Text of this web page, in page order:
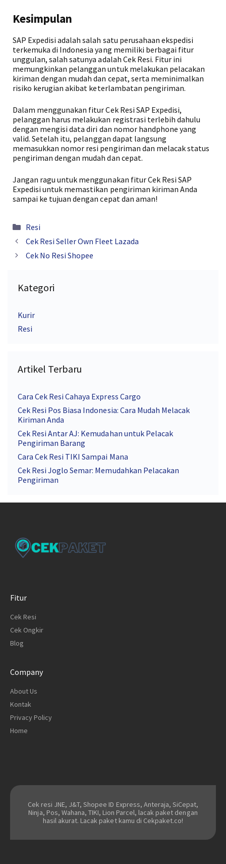
Kesimpulan
SAP Expedisi adalah salah satu perusahaan ekspedisi
terkemuka di Indonesia yang memiliki berbagai fitur
unggulan, salah satunya adalah Cek Resi. Fitur ini
memungkinkan pelanggan untuk melakukan pelacakan
kiriman dengan mudah dan cepat, serta meminimalkan
risiko kerugian akibat keterlambatan pengiriman.
Dalam menggunakan fitur Cek Resi SAP Expedisi,
pelanggan harus melakukan registrasi terlebih dahulu
dengan mengisi data diri dan nomor handphone yang
valid. Setelah itu, pelanggan dapat langsung
memasukkan nomor resi pengiriman dan melacak status
pengiriman dengan mudah dan cepat.
Jangan ragu untuk menggunakan fitur Cek Resi SAP
Expedisi untuk memastikan pengiriman kiriman Anda
sampai ke tujuan dengan cepat dan aman!
Kategori
Resi
Cek Resi Seller Own Fleet Lazada
Cek No Resi Shopee
Kategori
Kurir
Resi
Artikel Terbaru
Cara Cek Resi Cahaya Express Cargo
Cek Resi Pos Biasa Indonesia: Cara Mudah Melacak
Kiriman Anda
Cek Resi Antar AJ: Kemudahan untuk Pelacak
Pengiriman Barang
Cara Cek Resi TIKI Sampai Mana
Cek Resi Joglo Semar: Memudahkan Pelacakan
Pengiriman
Fitur
Cek Resi
Cek Ongkir
Blog
Company
About Us
Kontak
Privacy Policy
Home
Cek resi JNE, J&T, Shopee ID Express, Anteraja, SiCepat,
Ninja, Pos, Wahana, TIKI, Lion Parcel, lacak paket dengan
hasil akurat. Lacak paket kamu di Cekpaket.co!